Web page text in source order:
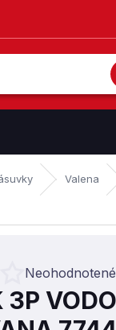
Valena
produktu je 0,0 z
Neohodnotené
3P